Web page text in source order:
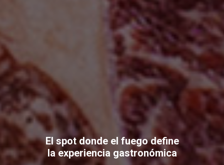
El spot donde el fuego define
la experiencia gastronómica